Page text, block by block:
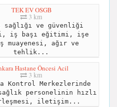
TEK EV OSGB
3 km
ve güvenliği
iş başı eğitimi, işe
muayenesi, ağır ve
tehlik...
Hastane Öncesi Acil
3 km
Kontrol Merkezlerinde
personelinin hızlı
iletişim...